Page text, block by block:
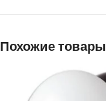
Похожие товары